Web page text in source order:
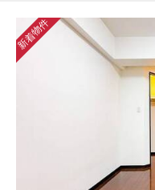
新着物件